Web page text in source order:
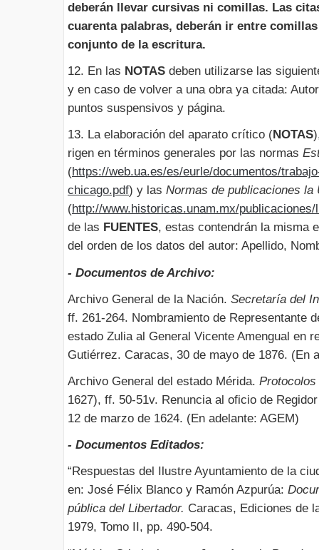
deberán llevar cursivas ni comillas. Las
cuarenta palabras, deberán ir entre
conjunto de la escritura.
12. En las NOTAS deben utilizarse las
y en caso de volver a una obra ya citada:
puntos suspensivos y página.
13. La elaboración del aparato crítico (NOTAS
rigen en términos generales por las normas
(https://web.ua.es/es/eurle/documentos/
chicago.pdf) y las Normas de publicaciones la
(http://www.historicas.unam.mx/
de las FUENTES, estas contendrán la misma
del orden de los datos del autor: Apellido,
- Documentos de Archivo:
Archivo General de la Nación. Secretaría del
ff. 261-264. Nombramiento de Representante
estado Zulia al General Vicente Amengual en
Gutiérrez. Caracas, 30 de mayo de 1876. (En
Archivo General del estado Mérida.
1627), ff. 50-51v. Renuncia al oficio de
12 de marzo de 1624. (En adelante: AGEM)
- Documentos Editados:
“Respuestas del Ilustre Ayuntamiento de la
en: José Félix Blanco y Ramón Azpurúa:
pública del Libertador. Caracas, Ediciones de
1979, Tomo II, pp. 490-504.